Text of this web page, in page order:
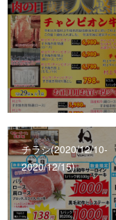
チラシ(2020/12/10‐
2020/12/15)